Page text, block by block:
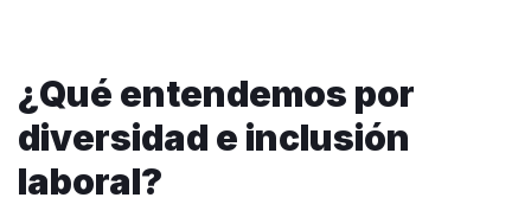
¿Qué entendemos por
diversidad e inclusión
laboral?